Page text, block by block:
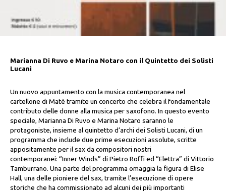
Marianna Di Ruvo e Marina Notaro con il Quintetto dei Solisti
Lucani
Un nuovo appuntamento con la musica contemporanea nel
cartellone di Matè tramite un concerto che celebra il fondamentale
contributo delle donne alla musica per saxofono. In questo evento
speciale, Marianna Di Ruvo e Marina Notaro saranno le
protagoniste, insieme al quintetto d’archi dei Solisti Lucani, di un
programma che include due prime esecuzioni assolute, scritte
appositamente per il sax da compositori nostri
contemporanei:“Inner Winds” di Pietro Roffi ed“Elettra” di Vittorio
Tamburrano. Una parte delprogramma omaggia la figura di Elise
Hall, una delle pioniere del sax, tramite l’esecuzione di opere
storiche che ha commissionato ad alcuni dei più importanti